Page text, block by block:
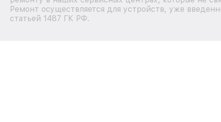
Ремонт осуществляется для устройств, уже
статьей 1487 ГК РФ.